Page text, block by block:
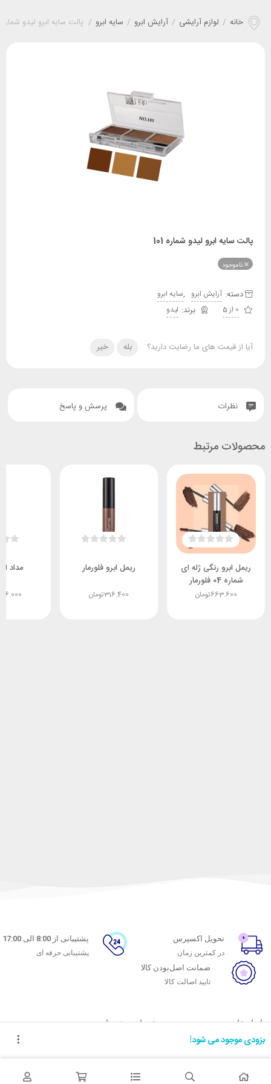
خانه / لوازم آرایشی / آرایش ابرو / سایه ابرو / پالت سایه ابرو لیدو شماره
پالت سایه ابرو لیدو شماره 101
ناموجود
دسته: آرایش ابرو ,سایه ابرو
0 از 5
لیدو
آیا از قیمت های ما رضایت دارید؟ بله خیر
نظرات پرسش و پاسخ
محصولات مرتبط
ریمل ابرو رنگی ژله ای
شماره 04 فلورمار
تومان663.600
ریمل ابرو فلورمار
تومان316.400
مداد
بزودی موجود می شود!
تحویل اکسپرس
در کمترین زمان
پشتیبانی از 8:00 الی 17:00
پشتیبانی حرفه ای
ضمانت اصل‌بودن کالا
تایید اصالت کالا
با ماه خانوم
اتاق خبر ماه خانوم
همکاری با سازمان‌ها
خدمات مشتریان
شرایط استفاده